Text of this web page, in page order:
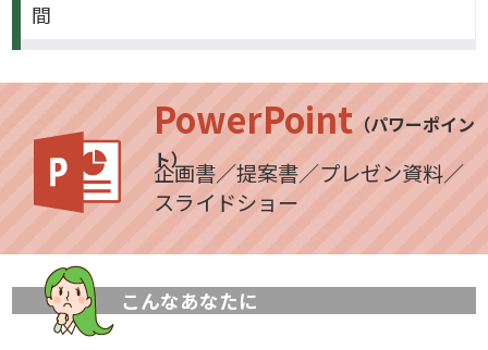
間
PowerPoint （パワーポイン
ト）
企画書／提案書／プレゼン資料／
スライドショー
こんなあなたに